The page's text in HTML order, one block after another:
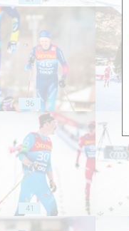
36
41